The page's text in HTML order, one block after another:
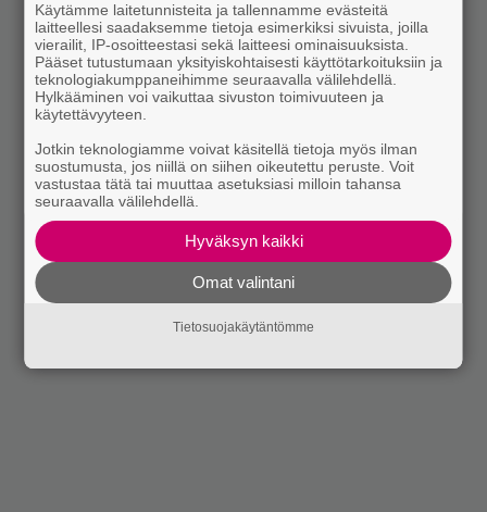
Käytämme laitetunnisteita ja tallennamme evästeitä
laitteellesi saadaksemme tietoja esimerkiksi sivuista, joilla
vierailit, IP-osoitteestasi sekä laitteesi ominaisuuksista.
Pääset tutustumaan yksityiskohtaisesti käyttötarkoituksiin ja
teknologiakumppaneihimme seuraavalla välilehdellä.
Hylkääminen voi vaikuttaa sivuston toimivuuteen ja
käytettävyyteen.
Jotkin teknologiamme voivat käsitellä tietoja myös ilman
suostumusta, jos niillä on siihen oikeutettu peruste. Voit
vastustaa tätä tai muuttaa asetuksiasi milloin tahansa
seuraavalla välilehdellä.
Hyväksyn kaikki
Omat valintani
Tietosuojakäytäntömme